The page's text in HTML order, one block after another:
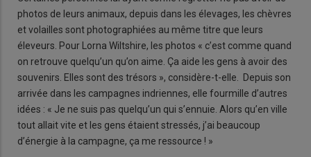
photos de leurs animaux, depuis dans les élevages, les chèvres
et volailles sont photographiées au même titre que leurs
éleveurs. Pour Lorna Wiltshire, les photos « c’est comme quand
on retrouve quelqu’un qu’on aime. Ça aide les gens à avoir des
souvenirs. Elles sont des trésors », considère-t-elle. Depuis son
arrivée dans les campagnes indriennes, elle fourmille d’autres
idées : « Je ne suis pas quelqu’un qui s’ennuie. Alors qu’en ville
tout allait vite et les gens étaient stressés, j’ai beaucoup
d’énergie à la campagne, ça me ressource ! »